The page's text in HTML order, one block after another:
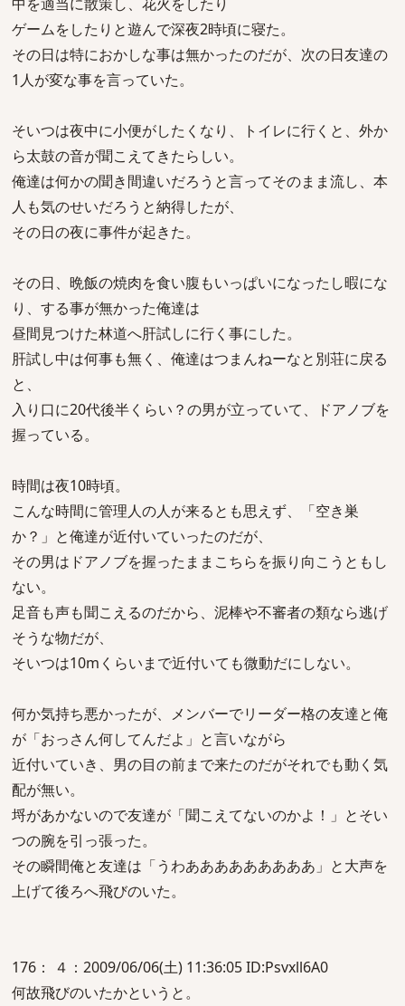
ゲームをしたりと遊んで深夜2時頃に寝た。
その日は特におかしな事は無かったのだが、次の日友達の
1人が変な事を言っていた。
そいつは夜中に小便がしたくなり、トイレに行くと、外か
ら太鼓の音が聞こえてきたらしい。
俺達は何かの聞き間違いだろうと言ってそのまま流し、本
人も気のせいだろうと納得したが、
その日の夜に事件が起きた。
その日、晩飯の焼肉を食い腹もいっぱいになったし暇にな
り、する事が無かった俺達は
昼間見つけた林道へ肝試しに行く事にした。
肝試し中は何事も無く、俺達はつまんねーなと別荘に戻る
と、
入り口に20代後半くらい？の男が立っていて、ドアノブを
握っている。
時間は夜10時頃。
こんな時間に管理人の人が来るとも思えず、「空き巣
か？」と俺達が近付いていったのだが、
その男はドアノブを握ったままこちらを振り向こうともし
ない。
足音も声も聞こえるのだから、泥棒や不審者の類なら逃げ
そうな物だが、
そいつは10mくらいまで近付いても微動だにしない。
何か気持ち悪かったが、メンバーでリーダー格の友達と俺
が「おっさん何してんだよ」と言いながら
近付いていき、男の目の前まで来たのだがそれでも動く気
配が無い。
埒があかないので友達が「聞こえてないのかよ！」とそい
つの腕を引っ張った。
その瞬間俺と友達は「うわあああああああああ」と大声を
上げて後ろへ飛びのいた。
176： ４：2009/06/06(土) 11:36:05 ID:Psvxll6A0
何故飛びのいたかというと。